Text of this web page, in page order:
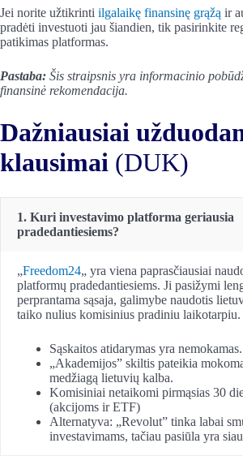
Jei norite užtikrinti ilgalaikę finansinę grąžą ir
pradėti investuoti jau šiandien, tik pasirinkite
patikimas platformas.
Pastaba: Šis straipsnis yra informacinio
finansinė rekomendacija.
Dažniausiai
klausimai (DUK)
1. Kuri investavimo platforma geriausia
pradedantiesiems?
„Freedom24„ yra viena paprasčiausiai
platformų pradedantiesiems. Ji pasižymi
perprantama sąsaja, galimybe naudotis
taiko nulius komisinius pradiniu laikotarpiu.
Sąskaitos atidarymas yra nemokamas.
„Akademijos” skiltis pateikia
medžiagą lietuvių kalba.
Komisiniai netaikomi pirmąsias 30
(akcijoms ir ETF)
Alternatyva: „Revolut” tinka labai
investavimams, tačiau pasiūla yra